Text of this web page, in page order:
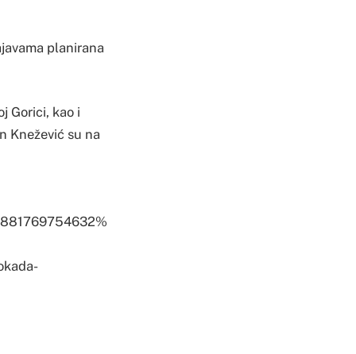
planirana
Gorici, kao i
Knežević su na